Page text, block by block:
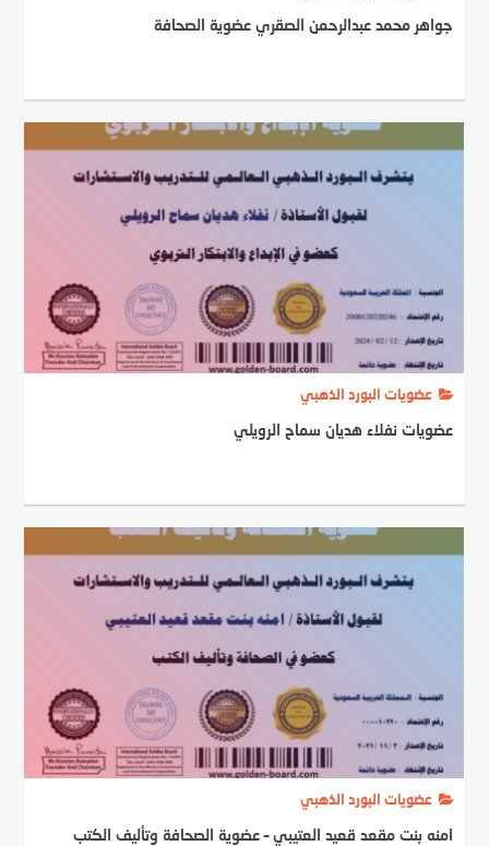
جواهر محمد عبدالرحمن الصقري عضوية الصحافة
عضويات البورد الذهبي
عضويات نفلاء هديان سماح الرويلي
عضويات البورد الذهبي
امنه بنت مقعد قعيد العتيبي – عضوية الصحافة وتأليف الكتب